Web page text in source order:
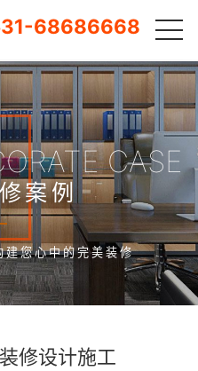
68686668
CASE
案例
建您心中的完美装修
修设计施工